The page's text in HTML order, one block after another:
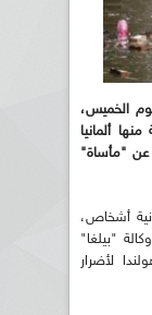
الخميس،
ألمانيا
عن "مأساة"
أشخاص،
"بيلغا"
لأضرار